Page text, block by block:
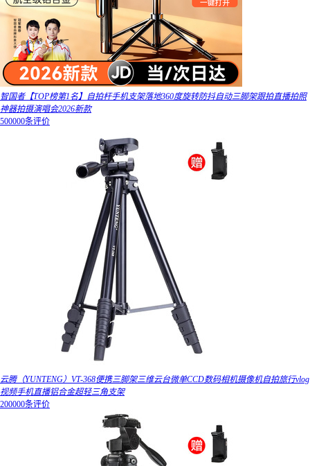
智国者【TOP榜第1名】自拍杆手机支架落地360度旋转防抖自动三脚架跟拍直播拍照
神器拍摄演唱会2026新款
500000条评价
云腾（YUNTENG）VT-368便携三脚架三维云台微单CCD数码相机摄像机自拍旅行vlog
视频手机直播铝合金超轻三角支架
200000条评价